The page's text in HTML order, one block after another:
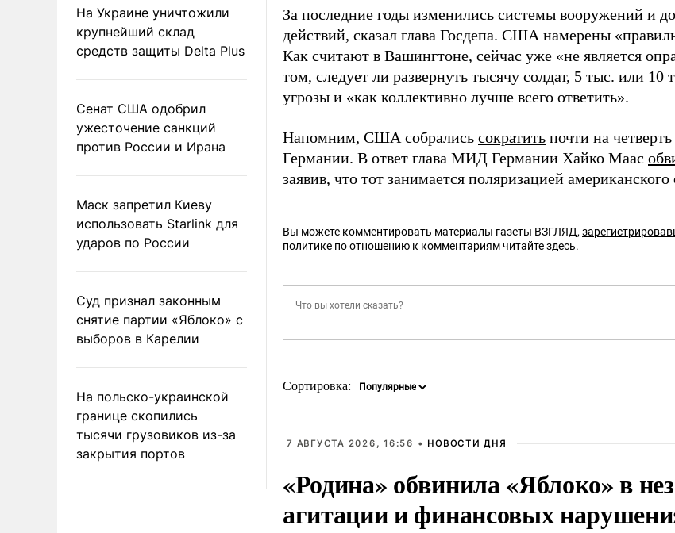
На Украине уничтожили
крупнейший склад
средств защиты Delta Plus
Сенат США одобрил
ужесточение санкций
против России и Ирана
Маск запретил Киеву
использовать Starlink для
ударов по России
Суд признал законным
снятие партии «Яблоко» с
выборов в Карелии
На польско-украинской
границе скопились
тысячи грузовиков из-за
закрытия портов
За последние годы изменились системы вооружений и
действий, сказал глава Госдепа. США намерены
Как считают в Вашингтоне, сейчас уже «не является
том, следует ли развернуть тысячу солдат, 5 тыс. или
угрозы и «как коллективно лучше всего ответить».
Напомним, США собрались сократить почти на
Германии. В ответ глава МИД Германии Хайко Маас
заявив, что тот занимается поляризацией американского
Вы можете комментировать материалы газеты ВЗГЛЯД,
политике по отношению к комментариям читайтездесь.
Сортировка:
7 АВГУСТА 2026, 16:56 • НОВОСТИ ДНЯ
«Родина» обвинила «Яблоко» в
агитации и финансовых